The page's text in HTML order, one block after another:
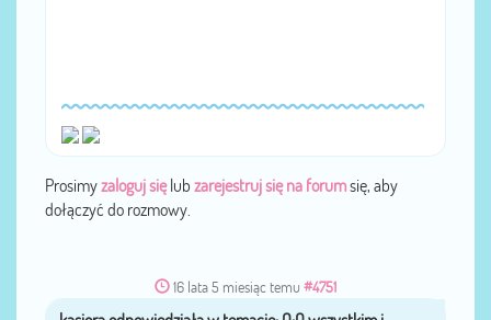
Prosimyzaloguj sięlub zarejestruj się na forumsię, aby
dołączyć do rozmowy.
16 lata 5 miesiąc temu #4751